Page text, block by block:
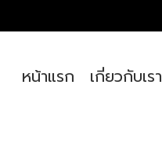
หน้าแรก เกี่ยวกับเรา